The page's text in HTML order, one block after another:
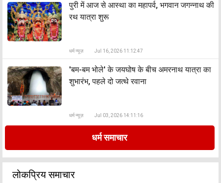
पुरी में आज से आस्था का महापर्व, भगवान जगन्नाथ की
रथ यात्रा शुरू
धर्म न्यूज़ Jul 16, 2026 11:12:47
'बम-बम भोले' के जयघोष के बीच अमरनाथ यात्रा का
शुभारंभ, पहले दो जत्थे रवाना
धर्म न्यूज़ Jul 03, 2026 14:11:16
धर्म समाचार
लोकप्रिय समाचार